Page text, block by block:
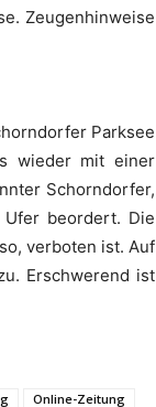
Zeugenhinweise
Parksee
wieder mit einer
Schorndorfer,
beordert. Die
verboten ist. Auf
Erschwerend ist
Online-Zeitung